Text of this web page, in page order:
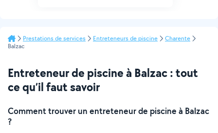
Prestations de services Entreteneurs de piscine
Charente
Balzac
Entreteneur de piscine à Balzac : tout
ce qu’il faut savoir
Comment trouver un entreteneur de piscine à Balzac
?